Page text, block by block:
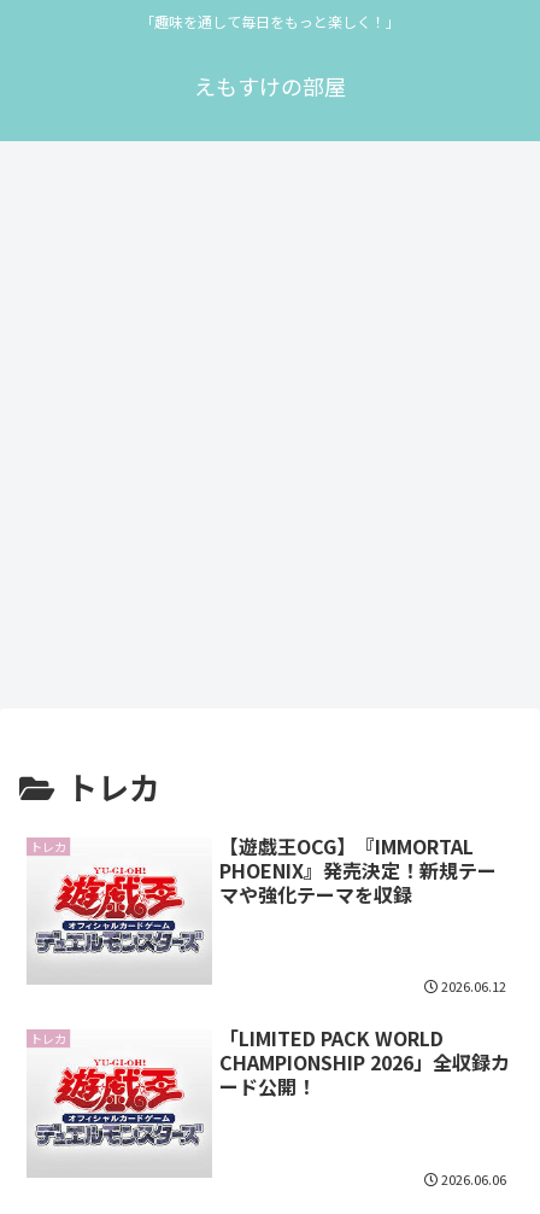
「趣味を通して毎日をもっと楽しく！」
えもすけの部屋
トレカ
トレカ
【遊戯王OCG】『IMMORTAL
PHOENIX』発売決定！新規テー
マや強化テーマを収録
2026.06.12
トレカ
「LIMITED PACK WORLD
CHAMPIONSHIP 2026」全収録カ
ード公開！
2026.06.06